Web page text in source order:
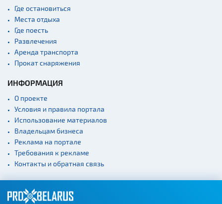
Где остановиться
Места отдыха
Где поесть
Развлечения
Аренда транспорта
Прокат снаряжения
ИНФОРМАЦИЯ
О проекте
Условия и правила портала
Использование материалов
Владельцам бизнеса
Реклама на портале
Требования к рекламе
Контакты и обратная связь